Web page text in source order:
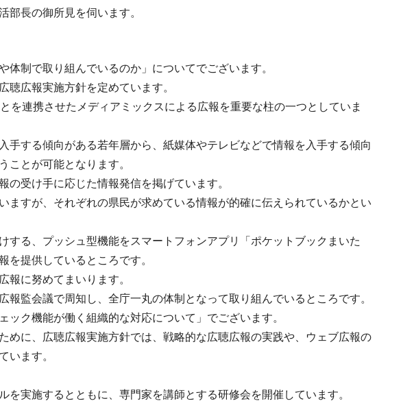
部長の御所見を伺います。
制で取り組んでいるのか」についてでございます。
聴広報実施方針を定めています。
を連携させたメディアミックスによる広報を重要な柱の一つとしていま
手する傾向がある若年層から、紙媒体やテレビなどで情報を入手する傾向
ことが可能となります。
の受け手に応じた情報発信を掲げています。
ますが、それぞれの県民が求めている情報が的確に伝えられているかとい
する、プッシュ型機能をスマートフォンアプリ「ポケットブックまいた
を提供しているところです。
報に努めてまいります。
監会議で周知し、全庁一丸の体制となって取り組んでいるところです。
ク機能が働く組織的な対応について」でございます。
めに、広聴広報実施方針では、戦略的な広聴広報の実践や、ウェブ広報の
います。
実施するとともに、専門家を講師とする研修会を開催しています。